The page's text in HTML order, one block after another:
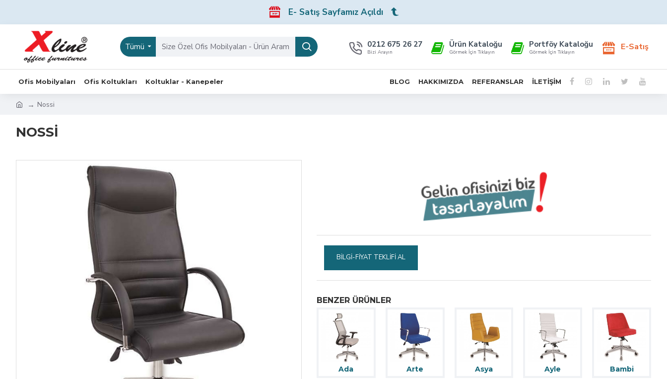
E- Satış Sayfamız Açıldı
Tümü 0212 675 26 27
Bizi Arayın
Ürün Kataloğu
Görmek İçin Tıklayın
Portföy Kataloğu
Görmek İçin Tıklayın E-Satış
Ofis Mobilyaları Ofis Koltukları Koltuklar - Kanepeler BLOG HAKKIMIZDA REFERANSLAR İLETIŞIM
Nossi
NOSSI
BILGI-FIYAT TEKLIFI AL
BENZER ÜRÜNLER
Ada Arte Asya Ayle Bambi